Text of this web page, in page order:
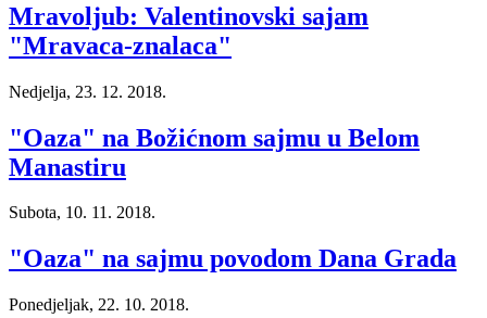
Mravoljub: Valentinovski sajam
"Mravaca-znalaca"
Nedjelja, 23. 12. 2018.
"Oaza" na Božićnom sajmu u Belom
Manastiru
Subota, 10. 11. 2018.
"Oaza" na sajmu povodom Dana Grada
Ponedjeljak, 22. 10. 2018.